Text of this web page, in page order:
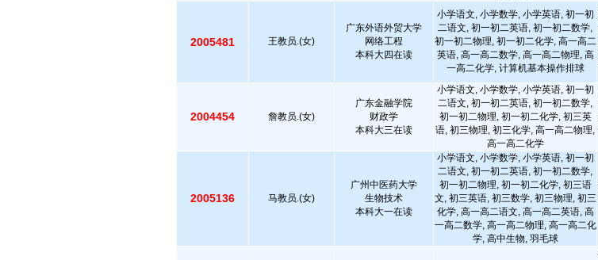
2005481 王教员.(女)
广东外语外贸大学
网络工程
本科大四在读
小学语文, 小学数学, 小学英语, 初一初
二语文, 初一初二英语, 初一初二数学,
初一初二物理, 初一初二化学, 高一高二
英语, 高一高二数学, 高一高二物理, 高
一高二化学, 计算机基本操作排球
2004454 詹教员.(女)
广东金融学院
财政学
本科大三在读
小学语文, 小学数学, 小学英语, 初一初
二语文, 初一初二英语, 初一初二数学,
初一初二物理, 初一初二化学, 初三英
语, 初三物理, 初三化学, 高一高二物理,
高一高二化学
2005136 马教员.(女)
广州中医药大学
生物技术
本科大一在读
小学语文, 小学数学, 小学英语, 初一初
二语文, 初一初二英语, 初一初二数学,
初一初二物理, 初一初二化学, 初三语
文, 初三英语, 初三数学, 初三物理, 初三
化学, 高一高二语文, 高一高二英语, 高
一高二数学, 高一高二物理, 高一高二化
学, 高中生物, 羽毛球